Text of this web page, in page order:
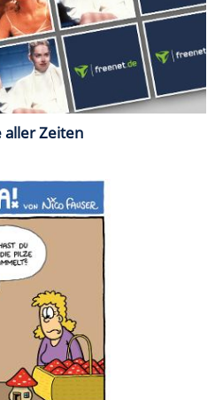
aller Zeiten